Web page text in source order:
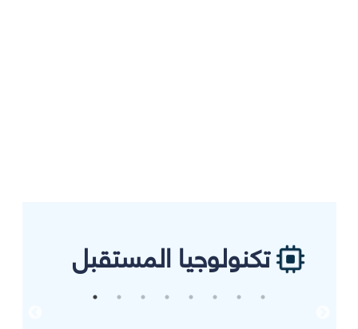
تكنولوجيا المستقبل